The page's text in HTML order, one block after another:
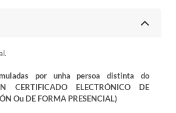
por unha persoa distinta do
CERTIFICADO ELECTRÓNICO DE
Ou DE FORMA PRESENCIAL)